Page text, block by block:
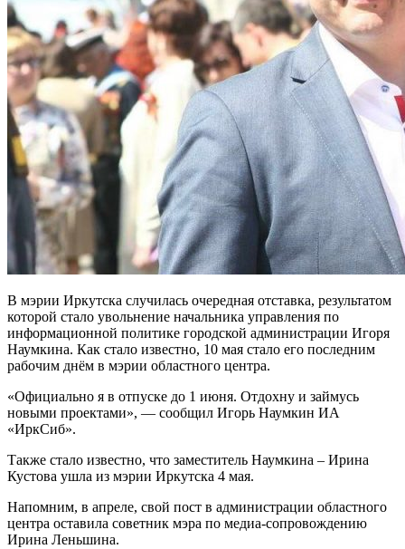
В мэрии Иркутска случилась очередная отставка, результатом
которой стало увольнение начальника управления по
информационной политике городской администрации Игоря
Наумкина. Как стало известно, 10 мая стало его последним
рабочим днём в мэрии областного центра.
«Официально я в отпуске до 1 июня. Отдохну и займусь
новыми проектами», — сообщил Игорь Наумкин ИА
«ИркСиб».
Также стало известно, что заместитель Наумкина – Ирина
Кустова ушла из мэрии Иркутска 4 мая.
Напомним, в апреле, свой пост в администрации областного
центра оставила советник мэра по медиа-сопровождению
Ирина Леньшина.